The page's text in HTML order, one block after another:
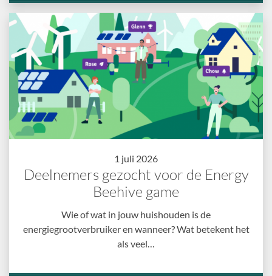
1 juli 2026
Deelnemers gezocht voor de Energy
Beehive game
Wie of wat in jouw huishouden is de
energiegrootverbruiker en wanneer? Wat betekent het
als veel…